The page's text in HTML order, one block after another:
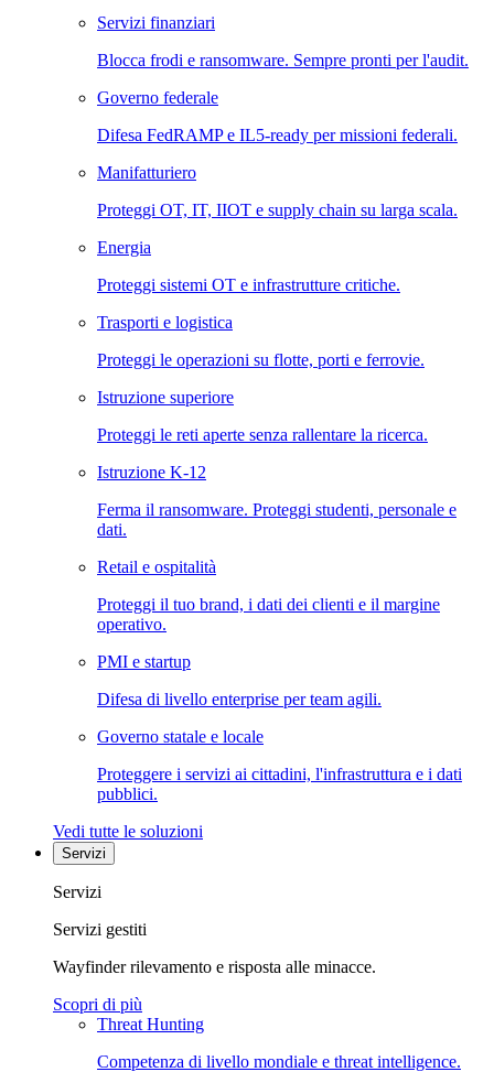
Servizi finanziari
Blocca frodi e ransomware. Sempre pronti per l'audit.
Governo federale
Difesa FedRAMP e IL5-ready per missioni federali.
Manifatturiero
Proteggi OT, IT, IIOT e supply chain su larga scala.
Energia
Proteggi sistemi OT e infrastrutture critiche.
Trasporti e logistica
Proteggi le operazioni su flotte, porti e ferrovie.
Istruzione superiore
Proteggi le reti aperte senza rallentare la ricerca.
Istruzione K-12
Ferma il ransomware. Proteggi studenti, personale e
dati.
Retail e ospitalità
Proteggi il tuo brand, i dati dei clienti e il margine
operativo.
PMI e startup
Difesa di livello enterprise per team agili.
Governo statale e locale
Proteggere i servizi ai cittadini, l'infrastruttura e i dati
pubblici.
Vedi tutte le soluzioni
Servizi
Servizi
Servizi gestiti
Wayfinder rilevamento e risposta alle minacce.
Scopri di più
Threat Hunting
Competenza di livello mondiale e threat intelligence.